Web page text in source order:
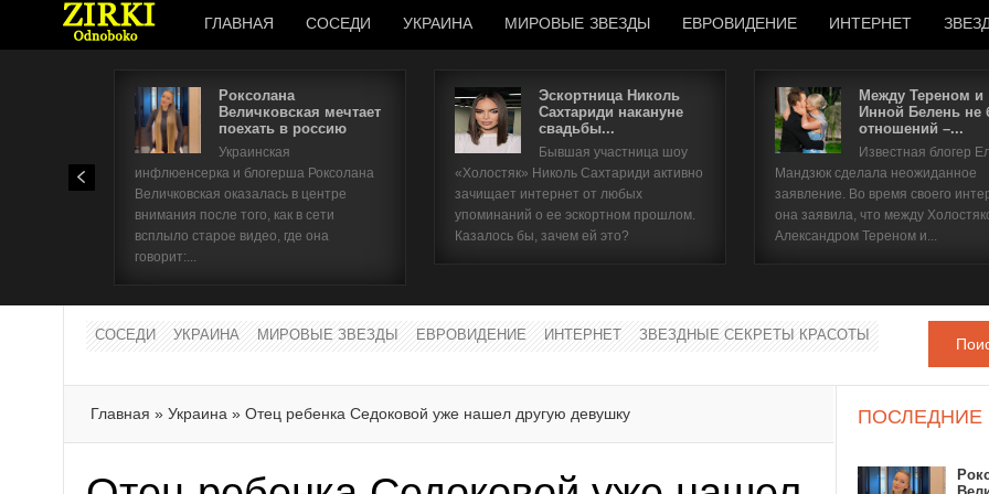
ГЛАВНАЯ СОСЕДИ УКРАИНА МИРОВЫЕ ЗВЕЗДЫ ЕВРОВИДЕНИЕ ИНТЕРНЕТ
Роксолана
Величковская мечтает
поехать в россию
Украинская
инфлюенсерка и блогерша Роксолана
Величковская оказалась в центре
внимания после того, как в сети
всплыло старое видео, где она
говорит:...
Эскортница Николь
Сахтариди накануне
свадьбы...
Бывшая участница шоу
«Холостяк» Николь Сахтариди активно
зачищает интернет от любых
упоминаний о ее эскортном прошлом.
Казалось бы, зачем ей это?
Между Тереном и
Инной Белень не
отношений –...
Известная блогер
Мандзюк сделала неожиданное
заявление. Во время своего
она заявила, что между
Александром Тереном и...
СОСЕДИ УКРАИНА МИРОВЫЕ ЗВЕЗДЫ ЕВРОВИДЕНИЕ ИНТЕРНЕТ ЗВЕЗДНЫЕ СЕКРЕТЫ КРАСОТЫ
Главная » Украина » Отец ребенка Седоковой уже нашел другую девушку ПОСЛЕДНИЕ
Имя пользователя
Забыли имя пользователя?